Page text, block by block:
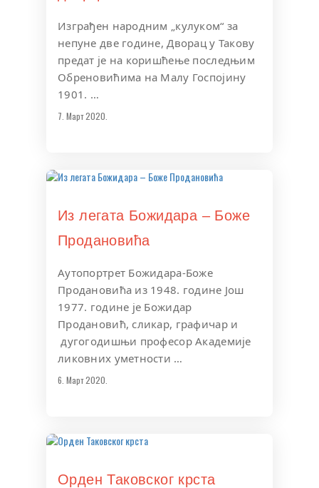
Изграђен народним „кулуком“ за
непуне две године, Дворац у Такову
предат је на коришћење последњим
Обреновићима на Малу Госпојину
1901. …
7. Март 2020.
Из легата Божидара – Боже
Продановића
Аутопортрет Божидара-Боже
Продановића из 1948. године Још
1977. године је Божидар
Продановић, сликар, графичар и
дугогодишњи професор Академије
ликовних уметности …
6. Март 2020.
Орден Таковског крста